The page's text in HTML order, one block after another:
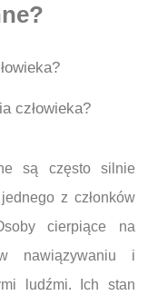
człowieka?
są często silnie
z członków
cierpiące na
nawiązywaniu i
ludźmi. Ich stan